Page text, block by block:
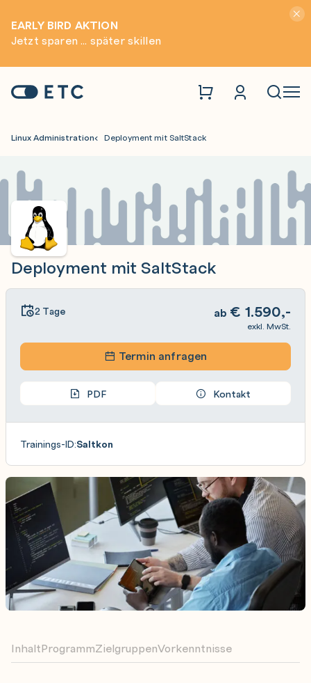
EARLY BIRD AKTION
Jetzt sparen ... später skillen
Startseite: ETC
Linux Administration Deployment mit SaltStack
Deployment mit SaltStack
InhaltProgrammZielgruppenVorkenntnisse
2 Tage ab € 1.590,-
exkl. MwSt.
Termin anfragen
PDF Kontakt
Trainings-ID:Saltkon